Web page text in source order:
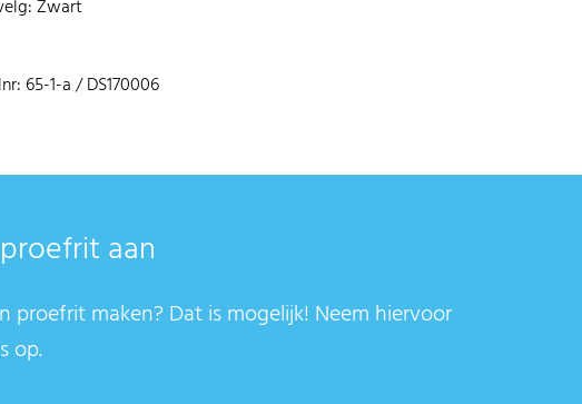
Zwart
65-1-a / DS170006
aan
proefrit maken? Dat is mogelijk! Neem hiervoor
op.